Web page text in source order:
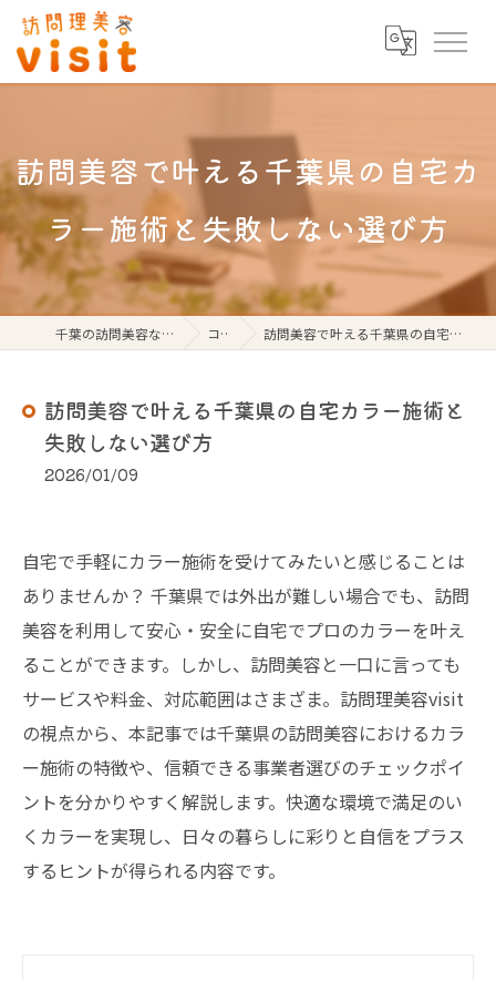
訪問美容で叶える千葉県の自宅カ
ラー施術と失敗しない選び方
千葉の訪問美容なら訪問理美容visit コラム 訪問美容で叶える千葉県の自宅カラー施術と失敗しない選び方
訪問美容で叶える千葉県の自宅カラー施術と
失敗しない選び方
2026/01/09
自宅で手軽にカラー施術を受けてみたいと感じることは
ありませんか？ 千葉県では外出が難しい場合でも、訪問
美容を利用して安心・安全に自宅でプロのカラーを叶え
ることができます。しかし、訪問美容と一口に言っても
サービスや料金、対応範囲はさまざま。訪問理美容visit
の視点から、本記事では千葉県の訪問美容におけるカラ
ー施術の特徴や、信頼できる事業者選びのチェックポイ
ントを分かりやすく解説します。快適な環境で満足のい
くカラーを実現し、日々の暮らしに彩りと自信をプラス
するヒントが得られる内容です。